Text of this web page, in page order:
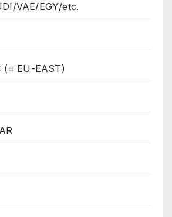
VAE/EGY/etc.
(= EU-EAST)